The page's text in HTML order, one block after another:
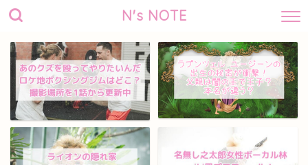
N's NOTE